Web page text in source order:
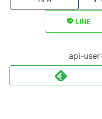
LINE
api-user